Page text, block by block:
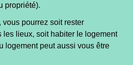
propriété).
pourrez soit rester
les lieux, soit habiter le logement
logement peut aussi vous être